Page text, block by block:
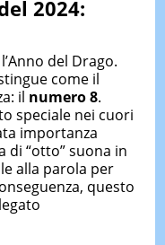
2024:
del Drago.
come il
il numero 8.
speciale nei cuori
importanza
di “otto” suona in
alla parola per
questo